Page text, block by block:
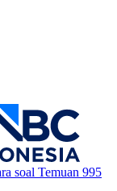
soal Temuan 995